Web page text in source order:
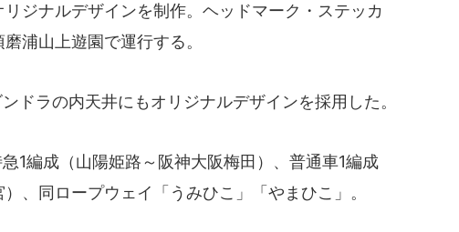
ジナルデザインを制作。ヘッドマーク・ステッカ
浦山上遊園で運行する。
ドラの内天井にもオリジナルデザインを採用した。
1編成（山陽姫路～阪神大阪梅田）、普通車1編成
、同ロープウェイ「うみひこ」「やまひこ」。